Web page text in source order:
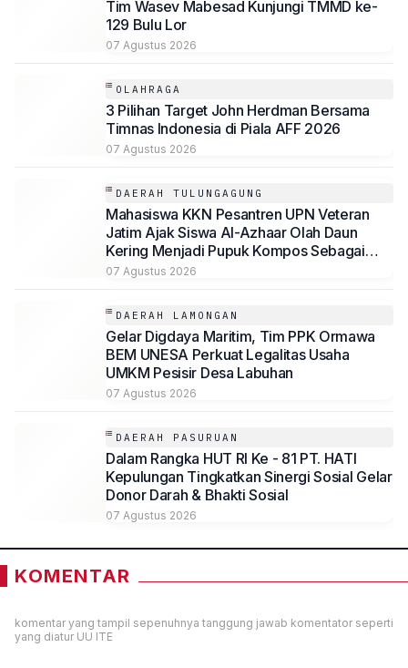
Tim Wasev Mabesad Kunjungi TMMD ke-
129 Bulu Lor
07 Agustus 2026
OLAHRAGA
3 Pilihan Target John Herdman Bersama
Timnas Indonesia di Piala AFF 2026
07 Agustus 2026
DAERAH TULUNGAGUNG
Mahasiswa KKN Pesantren UPN Veteran
Jatim Ajak Siswa Al-Azhaar Olah Daun
Kering Menjadi Pupuk Kompos Sebagai
Solusi Ramah Lingkungan
07 Agustus 2026
DAERAH LAMONGAN
Gelar Digdaya Maritim, Tim PPK Ormawa
BEM UNESA Perkuat Legalitas Usaha
UMKM Pesisir Desa Labuhan
07 Agustus 2026
DAERAH PASURUAN
Dalam Rangka HUT RI Ke - 81 PT. HATI
Kepulungan Tingkatkan Sinergi Sosial Gelar
Donor Darah & Bhakti Sosial
07 Agustus 2026
KOMENTAR
komentar yang tampil sepenuhnya tanggung jawab komentator seperti
yang diatur UU ITE